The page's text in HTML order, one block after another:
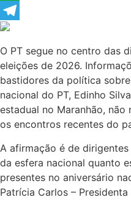
WhatsApp
Telegram
O PT segue no centro das
eleições de 2026.
bastidores da política
nacional do PT, Edinho
estadual no Maranhão,
os encontros recentes do
A afirmação é de
da esfera nacional quanto
presentes no aniversário
Patrícia Carlos –